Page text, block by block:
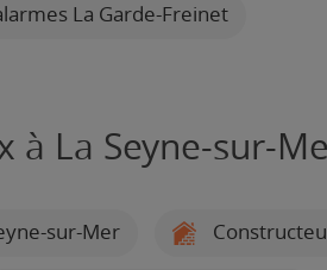
La Garde-Freinet
à La Seyne-sur-
sur-Mer